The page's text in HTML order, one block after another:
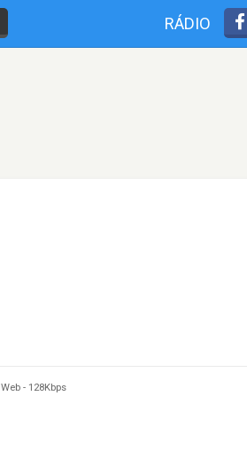
RÁDIO
Web - 128Kbps